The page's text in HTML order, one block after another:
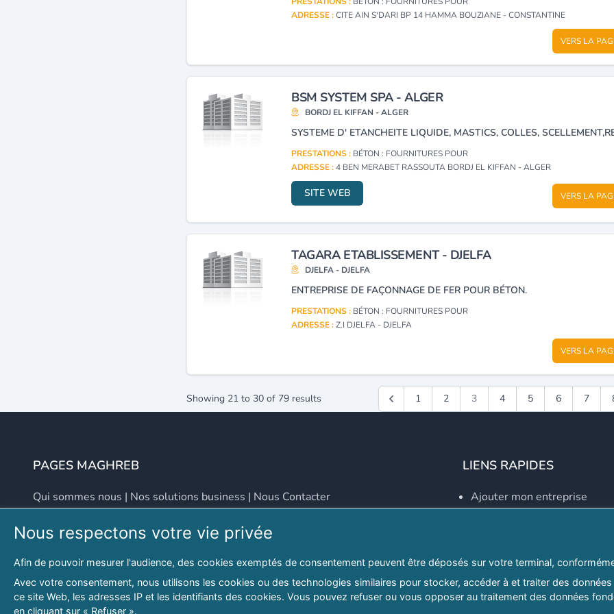
ADRESSE :CITE AIN S'DARI BP 14 HAMMA BOUZIANE - CONSTANTINE
VERS LA
BSM SYSTEM SPA - ALGER
BORDJ EL KIFFAN - ALGER
PRESTATIONS : BÉTON : FOURNITURES POUR
ADRESSE :4 BEN MERABET RASSOUTA BORDJ EL KIFFAN - ALGER
SITE WEB VERS LA
TAGARA ETABLISSEMENT - DJELFA
DJELFA - DJELFA
ENTREPRISE DE FAÇONNAGE DE FER POUR BÉTON.
PRESTATIONS : BÉTON : FOURNITURES POUR
ADRESSE :Z.I DJELFA - DJELFA
VERS LA
Showing 21 to 30 of 79 results 1 2 3 4 5 6 7
PAGES MAGHREB
Qui sommes nous | Nos solutions business | Nous Contacter
Adresse
46 LOT. PETITE PROVENCE SIDI YAHIA
Email
contact@lespagesmaghreb.com
LIENS RAPIDES
Ajouter mon entreprise
Explorer par secteurs
Explorer par willayas
Le Guide D'Alger, guide-
Nous respectons votre vie privée
Afin de pouvoir mesurer l'audience, des cookies exemptés de consentement peuvent être déposés sur votre terminal,
Avec votre consentement, nous utilisons les cookies ou des technologies similaires pour stocker, accéder à et traiter des
ce site Web, les adresses IP et les identifiants des cookies. Vous pouvez refuser ou vous opposer au traitement des données
en cliquant sur « Refuser ».